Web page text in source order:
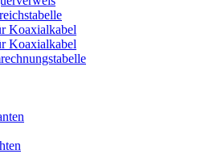
Koaxialkabel
Koaxialkabel